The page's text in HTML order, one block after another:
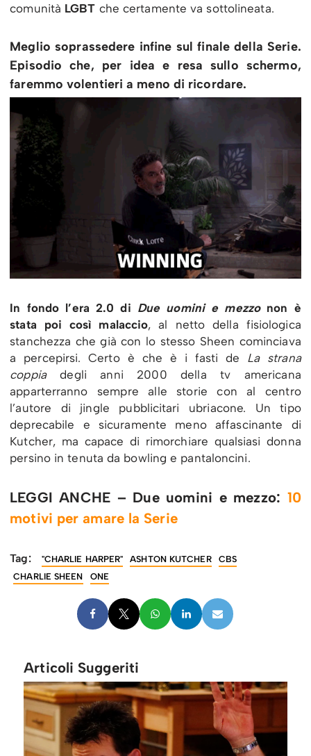
comunità LGBT che certamente va sottolineata.
Meglio soprassedere infine sul finale della Serie.
Episodio che, per idea e resa sullo schermo,
faremmo volentieri a meno di ricordare.
In fondo l’era 2.0 di Due uomini e mezzo non è
stata poi così malaccio, al netto della fisiologica
stanchezza che già con lo stesso Sheen cominciava
a percepirsi. Certo è che è i fasti de La strana
coppiadegli anni 2000 della tv americana
apparterranno sempre alle storie con al centro
l’autore di jingle pubblicitari ubriacone. Un tipo
deprecabile e sicuramente meno affascinante di
Kutcher, ma capace di rimorchiare qualsiasi donna
persino in tenuta da bowling e pantaloncini.
LEGGI ANCHE – Due uomini e mezzo: 10
motivi per amare la Serie
Tag: "CHARLIE HARPER" ASHTON KUTCHER
CBS
CHARLIE SHEEN
ONE
Articoli Suggeriti